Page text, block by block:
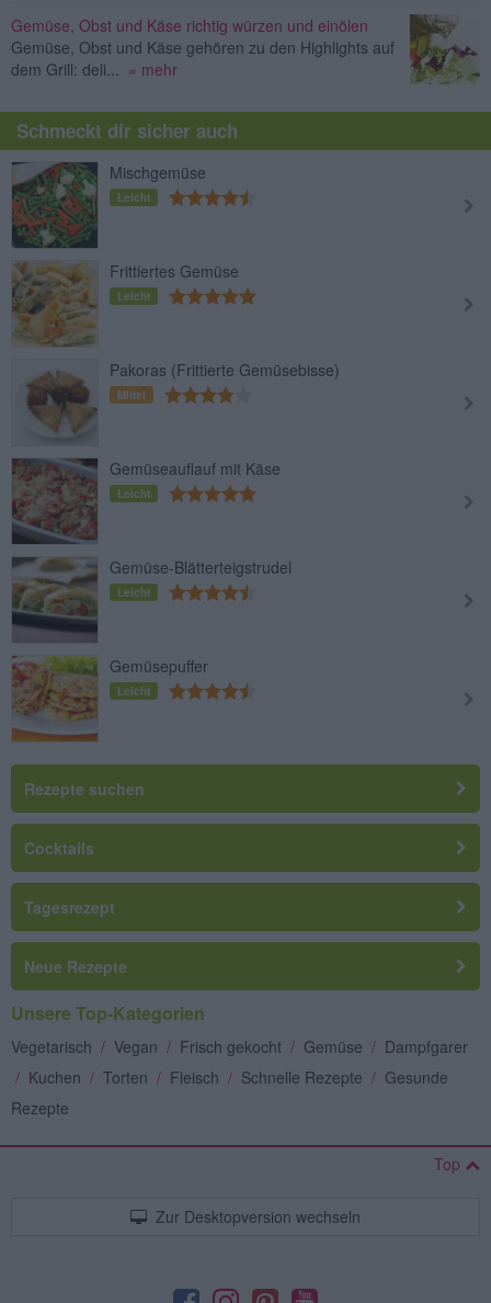
Gemüse, Obst und Käse richtig würzen und einölen
Gemüse, Obst und Käse gehören zu den Highlights auf
dem Grill: deli... » mehr
Schmeckt dir sicher auch
Mischgemüse
Leicht
Frittiertes Gemüse
Leicht
Pakoras (Frittierte Gemüsebisse)
Mittel
Gemüseauflauf mit Käse
Leicht
Gemüse-Blätterteigstrudel
Leicht
Gemüsepuffer
Leicht
Rezepte suchen
Cocktails
Tagesrezept
Neue Rezepte
Unsere Top-Kategorien
Vegetarisch / Vegan / Frisch gekocht / Gemüse / Dampfgarer
/ Kuchen / Torten / Fleisch / Schnelle Rezepte / Gesunde
Rezepte
Top
Zur Desktopversion wechseln